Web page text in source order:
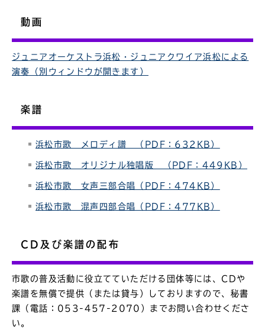
動画
ジュニアオーケストラ浜松・ジュニアクワイア浜松による
演奏（別ウィンドウが開きます）
楽譜
浜松市歌 メロディ譜 （PDF：632KB）
浜松市歌 オリジナル独唱版 （PDF：449KB）
浜松市歌 女声三部合唱（PDF：474KB）
浜松市歌 混声四部合唱（PDF：477KB）
CD及び楽譜の配布
市歌の普及活動に役立てていただける団体等には、CDや
楽譜を無償で提供（または貸与）しておりますので、秘書
課（電話：053-457-2070）までお問い合わせくださ
い。